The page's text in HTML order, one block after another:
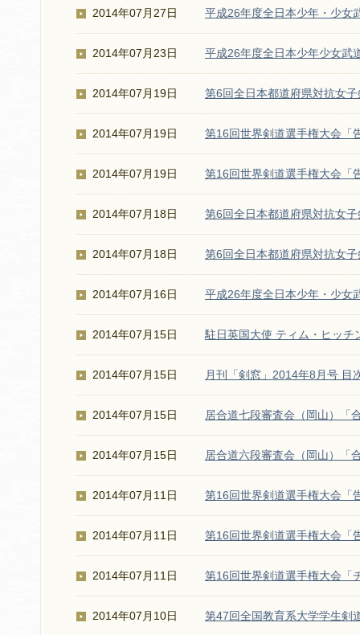
2014年07月27日 平成26年度全日本少年・少女
2014年07月23日 平成26年度全日本少年少女武
2014年07月19日 第6回全日本都道府県対抗女
2014年07月19日 第16回世界剣道選手権大会「
2014年07月19日 第16回世界剣道選手権大会「
2014年07月18日 第6回全日本都道府県対抗女
2014年07月18日 第6回全日本都道府県対抗女
2014年07月16日 平成26年度全日本少年・少女
2014年07月15日 駐日英国大使 ティム・ヒッチ
2014年07月15日 月刊「剣窓」2014年8月号 目
2014年07月15日 居合道七段審査会（岡山）「
2014年07月15日 居合道六段審査会（岡山）「
2014年07月11日 第16回世界剣道選手権大会「
2014年07月11日 第16回世界剣道選手権大会「
2014年07月11日 第16回世界剣道選手権大会「
2014年07月10日 第47回全国教育系大学学生剣